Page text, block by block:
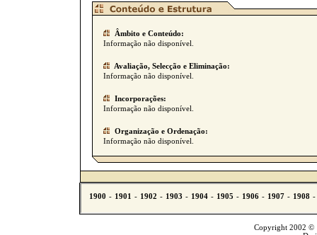
Âmbito e Conteúdo:
Informação não disponível.
Avaliação, Selecção e Eliminação:
Informação não disponível.
Incorporações:
Informação não disponível.
Organização e Ordenação:
Informação não disponível.
Copyright 2002 ©